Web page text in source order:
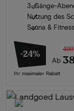
3-Gänge-
Nutzung des
Sauna & Fitness
-24%
Ab
499
Ihr maximaler Rabatt